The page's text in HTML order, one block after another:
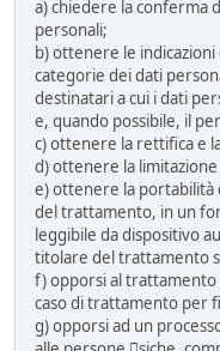
a) chiedere la conferma
personali;
b) ottenere le
categorie dei dati
destinatari a cui i dati
e, quando possibile, il
c) ottenere la rettifica e
d) ottenere la
e) ottenere la portabilità
del trattamento, in un
leggibile da dispositivo
titolare del trattamento
f) opporsi al trattamento
caso di trattamento per
g) opporsi ad un